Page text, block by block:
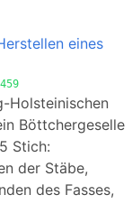
eines
Holsteinischen
Böttchergeselle
Stich:
der Stäbe,
des Fasses,